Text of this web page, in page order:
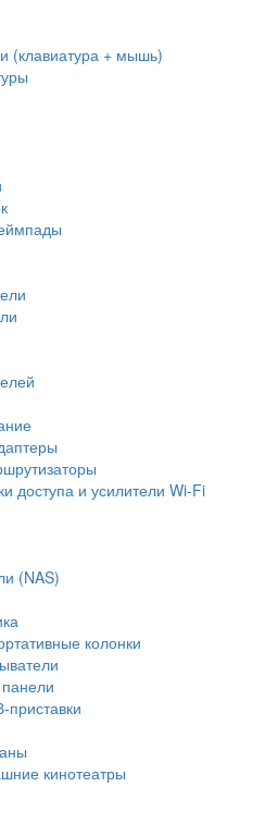
(клавиатура + мышь)
доступа и усилители Wi-Fi
(NAS)
колонки
кинотеатры